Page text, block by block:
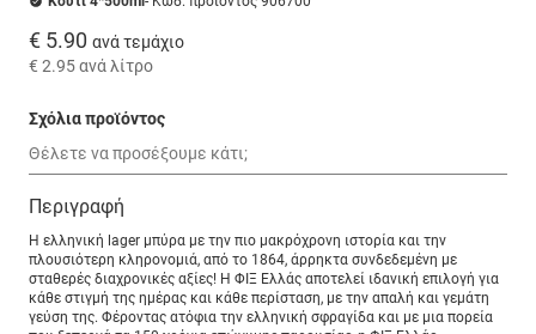
€ 5.90 ανά τεμάχιο
€ 2.95ανά λίτρο
Σχόλια προϊόντος
Περιγραφή
Η ελληνική lager μπύρα με την πιο μακρόχρονη ιστορία και την
πλουσιότερη κληρονομιά, από το 1864, άρρηκτα συνδεδεμένη με
σταθερές διαχρονικές αξίες! Η ΦΙΞ Ελλάς αποτελεί ιδανική επιλογή για
κάθε στιγμή της ημέρας και κάθε περίσταση, με την απαλή και γεμάτη
γεύση της. Φέροντας ατόφια την ελληνική σφραγίδα και με μια πορεία